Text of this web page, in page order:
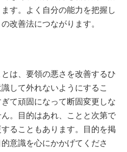
す。よく自分の能力を把握し
改善法につながります。
は、要領の悪さを改善するひ
して外れないようにするこ
て頑固になって断固変更しな
。目的はあれ、ことと次第で
ることもあります。目的を掲
意識を心にかかげてくださ